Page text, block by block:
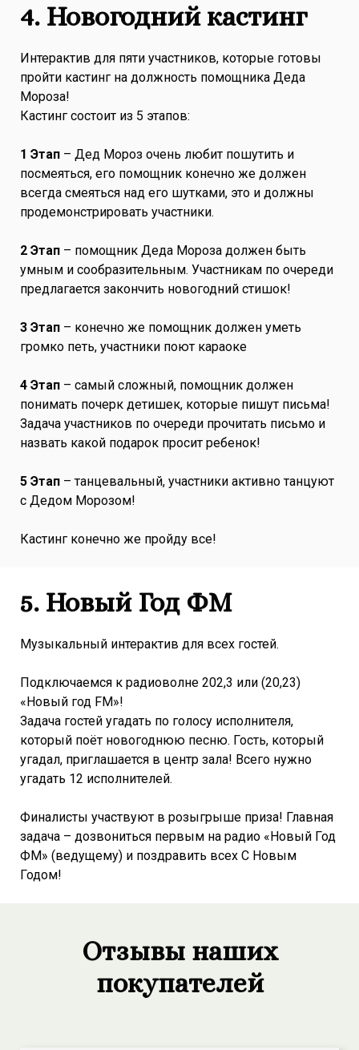
4. Новогодний кастинг
Интерактив для пяти участников, которые готовы
пройти кастинг на должность помощника Деда
Мороза!
Кастинг состоит из 5 этапов:
1 Этап – Дед Мороз очень любит пошутить и
посмеяться, его помощник конечно же должен
всегда смеяться над его шутками, это и должны
продемонстрировать участники.
2 Этап – помощник Деда Мороза должен быть
умным и сообразительным. Участникам по очереди
предлагается закончить новогодний стишок!
3 Этап – конечно же помощник должен уметь
громко петь, участники поют караоке
4 Этап – самый сложный, помощник должен
понимать почерк детишек, которые пишут письма!
Задача участников по очереди прочитать письмо и
назвать какой подарок просит ребенок!
5 Этап – танцевальный, участники активно танцуют
с Дедом Морозом!
Кастинг конечно же пройду все!
5. Новый Год ФМ
Музыкальный интерактив для всех гостей.
Подключаемся к радиоволне 202,3 или (20,23)
«Новый год FM»!
Задача гостей угадать по голосу исполнителя,
который поёт новогоднюю песню. Гость, который
угадал, приглашается в центр зала! Всего нужно
угадать 12 исполнителей.
Финалисты участвуют в розыгрыше приза! Главная
задача – дозвониться первым на радио «Новый Год
ФМ» (ведущему) и поздравить всех С Новым
Годом!
Отзывы наших
покупателей